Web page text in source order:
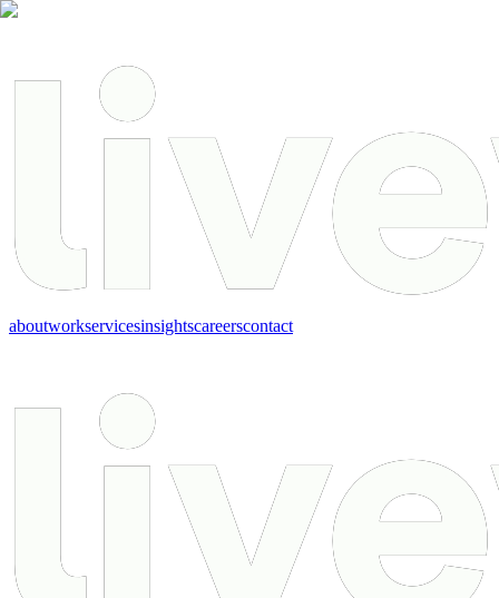
aboutworkservicesinsightscareerscontact